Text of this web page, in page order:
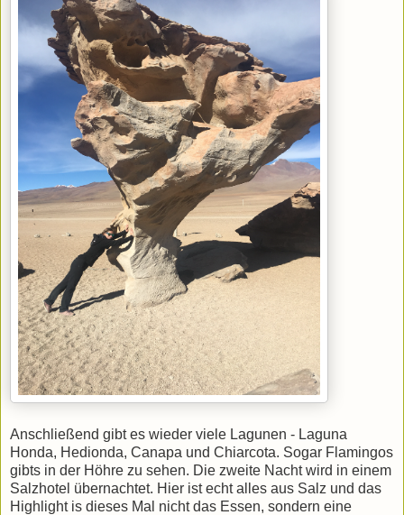
Anschließend gibt es wieder viele Lagunen - Laguna
Honda, Hedionda, Canapa und Chiarcota. Sogar Flamingos
gibts in der Höhre zu sehen. Die zweite Nacht wird in einem
Salzhotel übernachtet. Hier ist echt alles aus Salz und das
Highlight is dieses Mal nicht das Essen, sondern eine